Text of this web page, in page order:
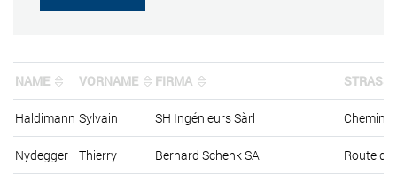
NAME VORNAME FIRMA STRASSE
Haldimann Sylvain SH Ingénieurs Sàrl Chemin
Nydegger Thierry Bernard Schenk SA Route de